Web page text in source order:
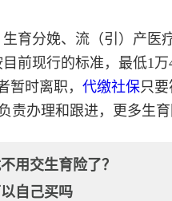
生育分娩、流（引）产
目前现行的标准，最低1
暂时离职，代缴社保只
责办理和跟进，更多生
用交生育险了？
自己买吗